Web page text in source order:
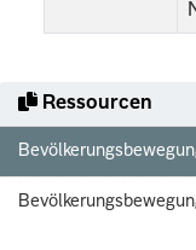
Ressourcen